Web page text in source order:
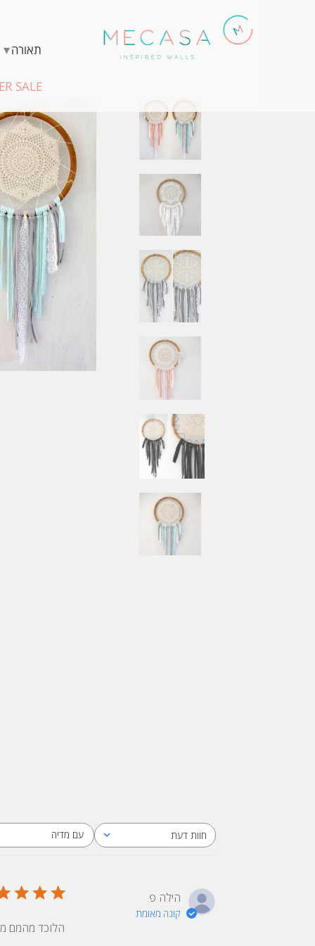
תאורה▾
SALE
חוות דעת
כל חוות הדעת עם מדיה
הילה פ.
קונה מאומת
הלוכד מהמם